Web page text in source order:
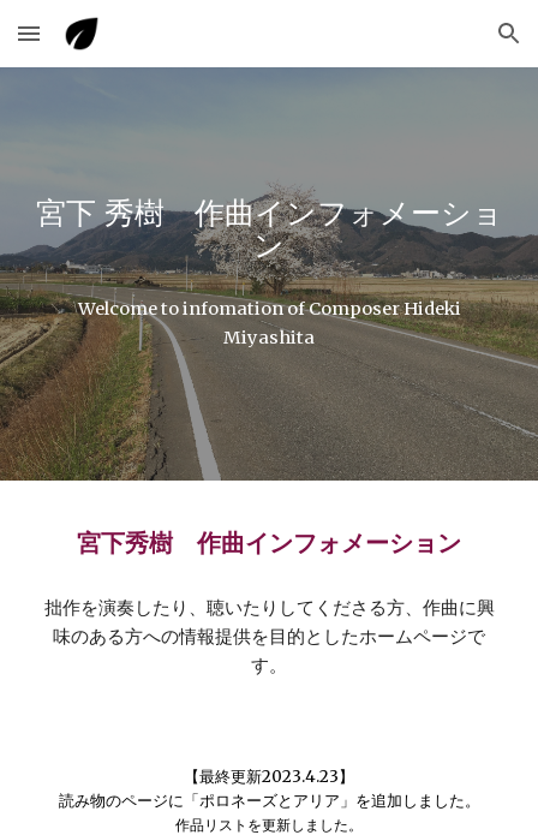
Skip to main content Skip to navigation
宮下 秀樹 作曲インフォメーショ
ン
Welcome to infomation of Composer Hideki
Miyashita
宮下秀樹作曲インフォメーション
拙作を演奏したり、聴いたりしてくださる方、作曲に興
味のある方への情報提供を目的としたホームページで
す。
【最終更新2023.4.23】
読み物のページに「ポロネーズとアリア」を追加しました。
作品リストを更新しました。